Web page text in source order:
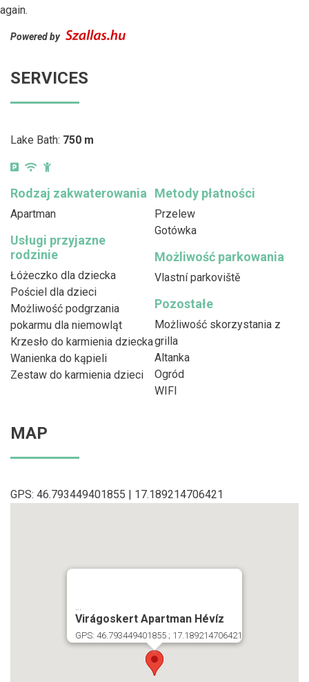
again.
Powered by
SERVICES
Lake Bath: 750 m
Rodzaj zakwaterowania
Apartman
Metody płatności
Przelew
Gotówka
Usługi przyjazne
rodzinie
Łóżeczko dla dziecka
Pościel dla dzieci
Możliwość podgrzania
pokarmu dla niemowląt
Krzesło do karmienia dziecka
Wanienka do kąpieli
Zestaw do karmienia dzieci
Możliwość parkowania
Vlastní parkoviště
Pozostałe
Możliwość skorzystania z
grilla
Altanka
Ogród
WIFI
MAP
GPS: 46.793449401855 | 17.189214706421
...
Virágoskert Apartman Hévíz
GPS: 46.793449401855 ; 17.189214706421